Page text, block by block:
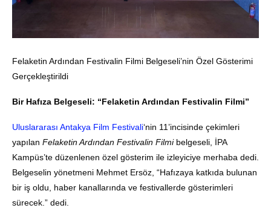
Felaketin Ardından Festivalin Filmi Belgeseli’nin Özel Gösterimi
Gerçekleştirildi
Bir Hafıza Belgeseli: “Felaketin Ardından Festivalin Filmi”
Uluslararası Antakya Film Festivali‘nin 11’incisinde çekimleri
yapılan Felaketin Ardından Festivalin Filmibelgeseli, İPA
Kampüs’te düzenlenen özel gösterim ile izleyiciye merhaba dedi.
Belgeselin yönetmeni Mehmet Ersöz, “Hafızaya katkıda bulunan
bir iş oldu, haber kanallarında ve festivallerde gösterimleri
sürecek.” dedi.